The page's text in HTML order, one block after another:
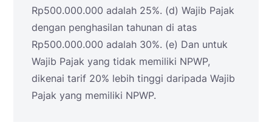
Rp500.000.000 adalah 25%. (d) Wajib Pajak
dengan penghasilan tahunan di atas
Rp500.000.000 adalah 30%. (e) Dan untuk
Wajib Pajak yang tidak memiliki NPWP,
dikenai tarif 20% lebih tinggi daripada Wajib
Pajak yang memiliki NPWP.